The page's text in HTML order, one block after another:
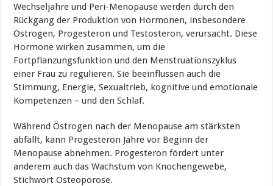
Wechseljahre und Peri-Menopause werden durch den
Rückgang der Produktion von Hormonen, insbesondere
Östrogen, Progesteron und Testosteron, verursacht. Diese
Hormone wirken zusammen, um die
Fortpflanzungsfunktion und den Menstruationszyklus
einer Frau zu regulieren. Sie beeinflussen auch die
Stimmung, Energie, Sexualtrieb, kognitive und emotionale
Kompetenzen – und den Schlaf.
Während Östrogen nach der Menopause am stärksten
abfällt, kann Progesteron Jahre vor Beginn der
Menopause abnehmen. Progesteron fördert unter
anderem auch das Wachstum von Knochengewebe,
Stichwort Osteoporose.